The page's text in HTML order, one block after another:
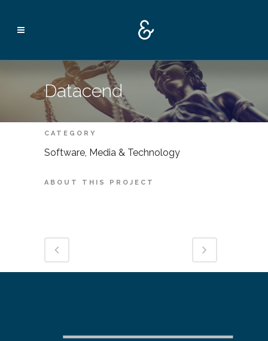
Datacend
CATEGORY
Software, Media & Technology
ABOUT THIS PROJECT